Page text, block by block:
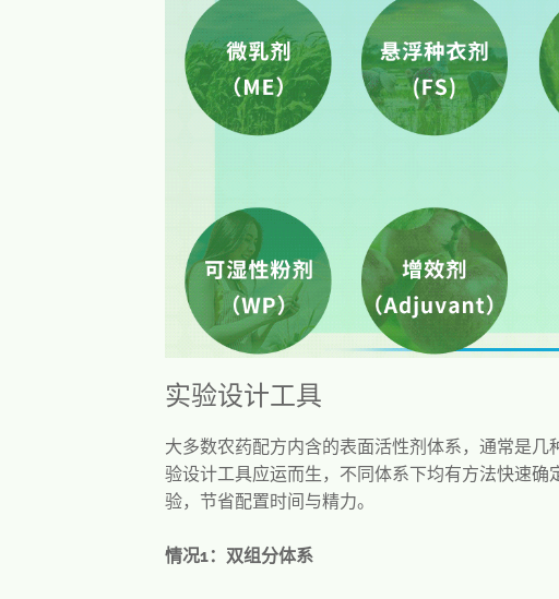
实验设计工具
大多数农药配方内含的表面活性剂体系，通常是
验设计工具应运而生，不同体系下均有方法快速
验，节省配置时间与精力。
情况1：双组分体系